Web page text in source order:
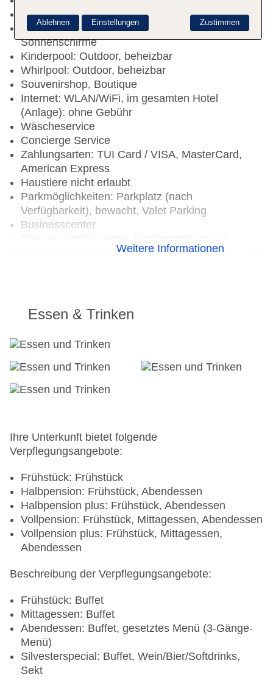
Pools: 2
Infinitypool: Outdoor, beheizbar, Liegen,
Sonnenschirme
Kinderpool: Outdoor, beheizbar
Whirlpool: Outdoor, beheizbar
Souvenirshop, Boutique
Internet: WLAN/WiFi, im gesamten Hotel
(Anlage): ohne Gebühr
Wäscheservice
Concierge Service
Zahlungsarten: TUI Card / VISA, MasterCard,
American Express
Haustiere nicht erlaubt
Parkmöglichkeiten: Parkplatz (nach
Verfügbarkeit), bewacht, Valet Parking
Businesscenter
klimatisierte Tagungsräume, Tageslicht,
Weitere Informationen
Essen & Trinken
Ihre Unterkunft bietet folgende
Verpflegungsangebote:
Frühstück: Frühstück
Halbpension: Frühstück, Abendessen
Halbpension plus: Frühstück, Abendessen
Vollpension: Frühstück, Mittagessen, Abendessen
Vollpension plus: Frühstück, Mittagessen,
Abendessen
Beschreibung der Verpflegungsangebote:
Frühstück: Buffet
Mittagessen: Buffet
Abendessen: Buffet, gesetztes Menü (3-Gänge-
Menü)
Silvesterspecial: Buffet, Wein/Bier/Softdrinks,
Sekt
Zustimmen
Ablehnen Einstellungen